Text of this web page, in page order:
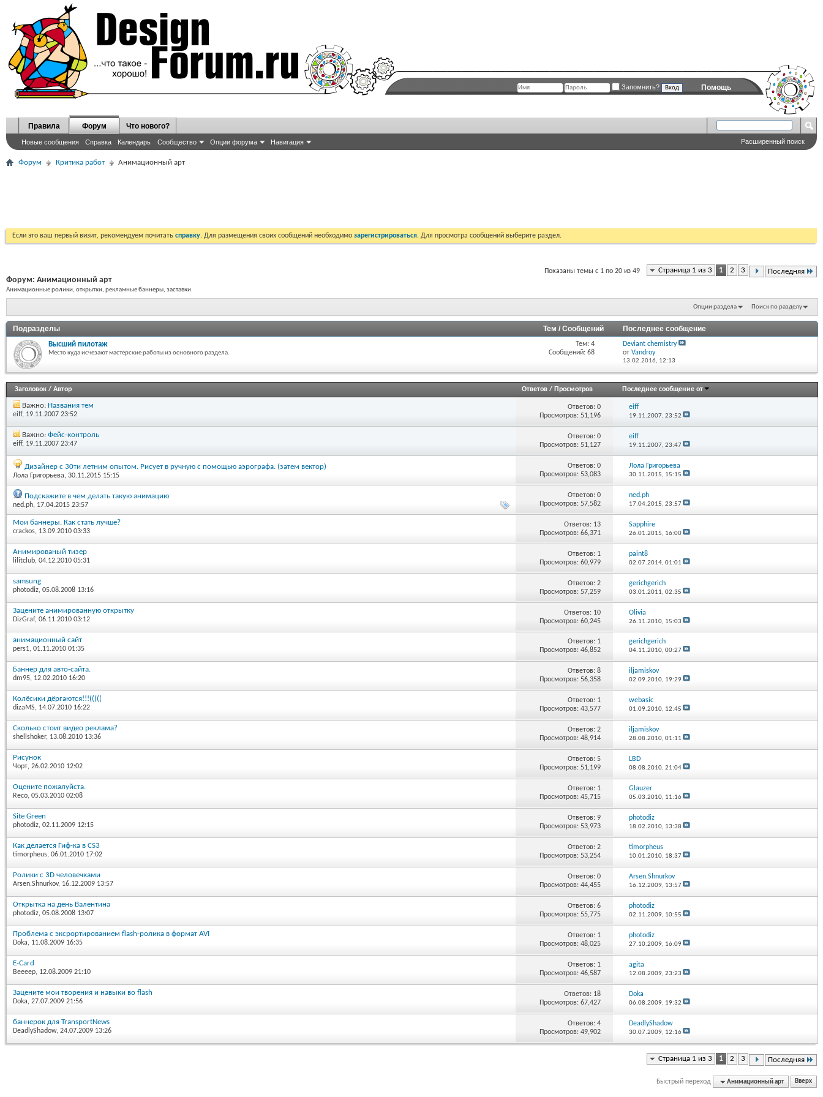
Помощь
Запомнить?
Правила Форум
Новые сообщения Справка Календарь Сообщество Опции форума Навигация
Что нового?
Расширенный поиск
Форум Критика работ Анимационный арт
Если это ваш первый визит, рекомендуем почитать справку. Для размещения своих сообщений необходимо зарегистрироваться. Для просмотра сообщений выберите раздел.
Страница 1 из 3 1 2 3 Последняя
Показаны темы с 1 по 20 из 49
Форум: Анимационный арт
Анимационные ролики, открытки, рекламные баннеры, заставки.
Опции раздела Поиск по разделу
Подразделы Тем / Сообщений Последнее сообщение
Высший пилотаж
Место куда исчезают мастерские работы из основного раздела.
Тем: 4
Сообщений: 68
Deviant chemistry
отVandroy
13.02.2016, 12:13
Заголовок / Автор Ответов / Просмотров Последнее сообщение от
Важно: Названия тем
eiff, 19.11.2007 23:52
Ответов: 0
Просмотров: 51,196
eiff
19.11.2007,23:52
Важно: Фейс-контроль
eiff, 19.11.2007 23:47
Ответов: 0
Просмотров: 51,127
eiff
19.11.2007,23:47
Дизайнер с 30ти летним опытом. Рисует в ручную с помощью аэрографа. (затем вектор)
Лола Григорьева, 30.11.2015 15:15
Ответов: 0
Просмотров: 53,083
Лола Григорьева
30.11.2015, 15:15
Подскажите в чем делать такую анимацию
ned.ph, 17.04.2015 23:57
Ответов: 0
Просмотров: 57,582
ned.ph
17.04.2015,23:57
Мои баннеры. Как стать лучше?
crackos, 13.09.2010 03:33
Ответов: 13
Просмотров: 66,371
Sapphire
26.01.2015, 16:00
Анимированый тизер
lilitclub, 04.12.2010 05:31
Ответов: 1
Просмотров: 60,979
paint8
02.07.2014,01:01
samsung
photodiz, 05.08.2008 13:16
Ответов: 2
Просмотров: 57,259
gerichgerich
03.01.2011,02:35
Зацените анимированную открытку
DizGraf, 06.11.2010 03:12
Ответов: 10
Просмотров: 60,245
Olivia
26.11.2010, 15:03
анимационный сайт
pers1, 01.11.2010 01:35
Ответов: 1
Просмотров: 46,852
gerichgerich
04.11.2010,00:27
Баннер для авто-сайта.
dm95, 12.02.2010 16:20
Ответов: 8
Просмотров: 56,358
iljamiskov
02.09.2010, 19:29
Колёсики дёргаются!!!(((((
dizaMS, 14.07.2010 16:22
Ответов: 1
Просмотров: 43,577
webasic
01.09.2010, 12:45
Сколько стоит видео реклама?
shellshoker, 13.08.2010 13:36
Ответов: 2
Просмотров: 48,914
iljamiskov
28.08.2010,01:11
Рисунок
Чорт, 26.02.2010 12:02
Ответов: 5
Просмотров: 51,199
LBD
08.08.2010,21:04
Оцените пожалуйста.
Reco, 05.03.2010 02:08
Ответов: 1
Просмотров: 45,715
Glauzer
05.03.2010, 11:16
Site Green
photodiz, 02.11.2009 12:15
Ответов: 9
Просмотров: 53,973
photodiz
18.02.2010, 13:38
Как делается Гиф-ка в CS3
timorpheus, 06.01.2010 17:02
Ответов: 2
Просмотров: 53,254
timorpheus
10.01.2010, 18:37
Ролики с 3D человечками
Arsen.Shnurkov, 16.12.2009 13:57
Ответов: 0
Просмотров: 44,455
Arsen.Shnurkov
16.12.2009, 13:57
Открытка на день Валентина
photodiz, 05.08.2008 13:07
Ответов: 6
Просмотров: 55,775
photodiz
02.11.2009, 10:55
Проблема с эксрортированием flash-ролика в формат AVI
Doka, 11.08.2009 16:35
Ответов: 1
Просмотров: 48,025
photodiz
27.10.2009, 16:09
E-Card
Beeeep, 12.08.2009 21:10
Ответов: 1
Просмотров: 46,587
agita
12.08.2009,23:23
Зацените мои творения и навыки во flash
Doka, 27.07.2009 21:56
Ответов: 18
Просмотров: 67,427
Doka
06.08.2009, 19:32
баннерок для TransportNews
DeadlyShadow, 24.07.2009 13:26
Ответов: 4
Просмотров: 49,902
DeadlyShadow
30.07.2009, 12:16
Страница 1 из 3 1 2 3 Последняя
Быстрый переход Анимационный арт Вверх